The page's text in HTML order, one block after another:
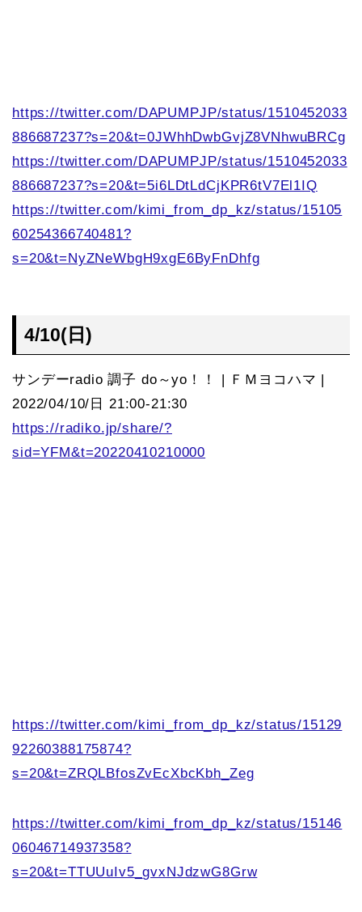
https://twitter.com/DAPUMPJP/status/1510452033
886687237?s=20&t=0JWhhDwbGvjZ8VNhwuBRCg
https://twitter.com/DAPUMPJP/status/1510452033
886687237?s=20&t=5i6LDtLdCjKPR6tV7El1IQ
https://twitter.com/kimi_from_dp_kz/status/15105
60254366740481?
s=20&t=NyZNeWbgH9xgE6ByFnDhfg
4/10(日)
サンデーradio 調子 do～yo！！ | ＦＭヨコハマ |
2022/04/10/日 21:00-21:30
https://radiko.jp/share/?
sid=YFM&t=20220410210000
https://twitter.com/kimi_from_dp_kz/status/15129
92260388175874?
s=20&t=ZRQLBfosZvEcXbcKbh_Zeg
https://twitter.com/kimi_from_dp_kz/status/15146
06046714937358?
s=20&t=TTUUuIv5_gvxNJdzwG8Grw